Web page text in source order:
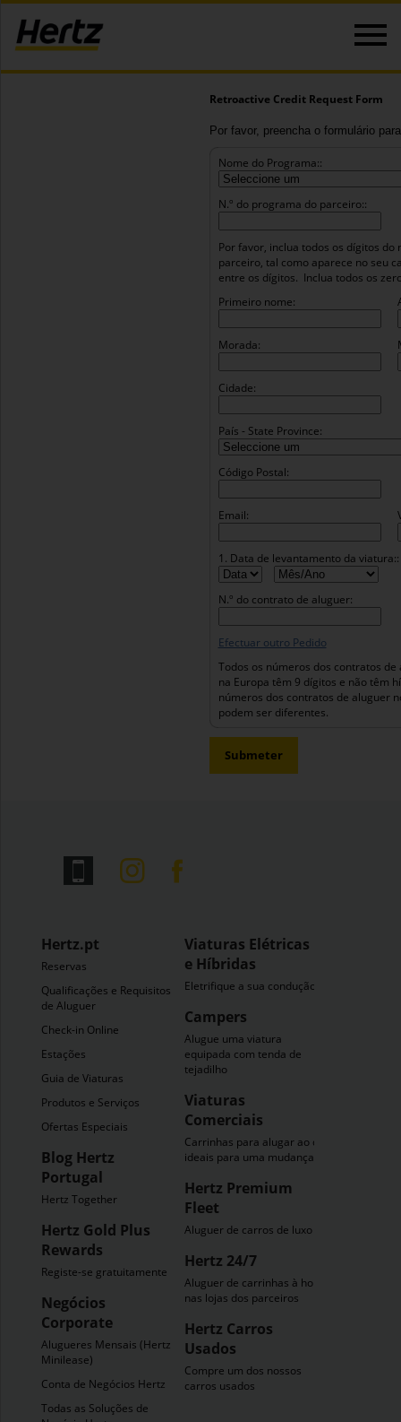
Retroactive Credit Request Form
Por favor, preencha o formulário
Nome do Programa::
N.º do programa do parceiro::
Por favor, inclua todos os dígitos
parceiro, tal como aparece no seu
entre os dígitos. Inclua todos os
Primeiro nome:
Morada:
Cidade:
País - State Province:
Código Postal:
Email:
1. Data de levantamento da viatura::
N.º do contrato de aluguer:
Efectuar outro Pedido
Todos os números dos contratos de
na Europa têm 9 dígitos e não têm
números dos contratos de aluguer
podem ser diferentes.
Submeter
Hertz.pt
Reservas
Qualificações e Requisitos
de Aluguer
Check-in Online
Estações
Guia de Viaturas
Produtos e Serviços
Ofertas Especiais
Blog Hertz
Portugal
Hertz Together
Hertz Gold Plus
Rewards
Registe-se gratuitamente
Negócios
Corporate
Alugueres Mensais (Hertz
Minilease)
Conta de Negócios Hertz
Todas as Soluções de
Viaturas Elétricas
e Híbridas
Eletrifique a sua condução
Campers
Alugue uma viatura
equipada com tenda de
tejadilho
Viaturas
Comerciais
Carrinhas para alugar ao dia
ideais para uma mudança
Hertz Premium
Fleet
Aluguer de carros de luxo
Hertz 24/7
Aluguer de carrinhas à hora
nas lojas dos parceiros
Hertz Carros
Usados
Compre um dos nossos
carros usados